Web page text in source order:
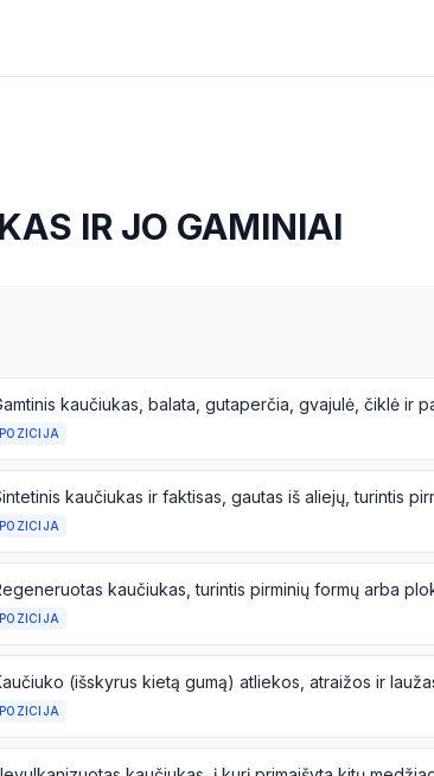
IR JO GAMINIAI
POZICIJA
POZICIJA
POZICIJA
POZICIJA